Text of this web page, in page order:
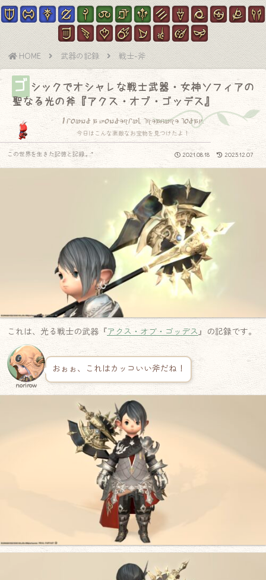
HOME 武器の記録 戦士-斧
ゴ シックでオシャレな戦士武器・女神ソフィアの
聖なる光の斧『アクス・オブ・ゴッデス』
I found a wonderful treasure today.
今日はこんな素敵なお宝物を見つけたよ！
2021.08.18 2025.12.07
この世界を生きた記憶と記録.｡.:*
これは、光る戦士の武器『アクス・オブ・ゴッデス』の記録です。
norirow
おぉぉ、これはカッコいい斧だね！